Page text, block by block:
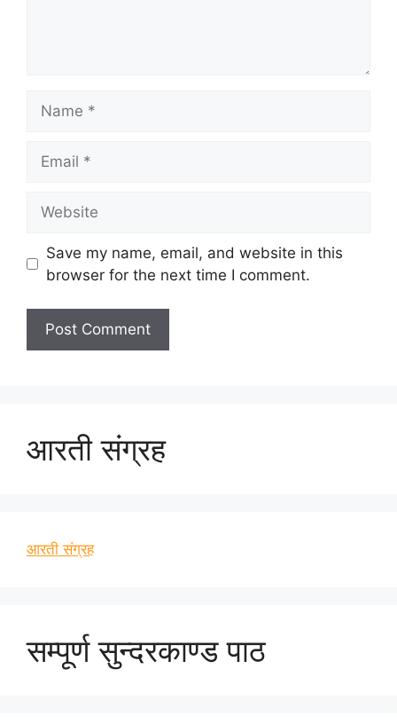
Save my name, email, and website in this
browser for the next time I comment.
आरती संग्रह
आरती संग्रह
सम्पूर्ण सुन्दरकाण्ड पाठ